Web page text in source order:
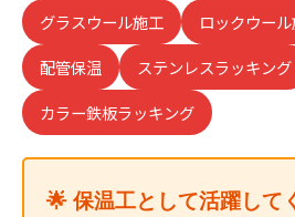
グラスウール施工 ロックウー
配管保温
ステンレスラッキング
カラー鉄板ラッキング
🌟 保温工として活躍して